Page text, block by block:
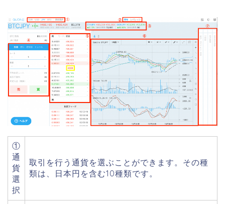
①
通
貨
選
択
取引を行う通貨を選ぶことができます。その種
類は、日本円を含む10種類です。